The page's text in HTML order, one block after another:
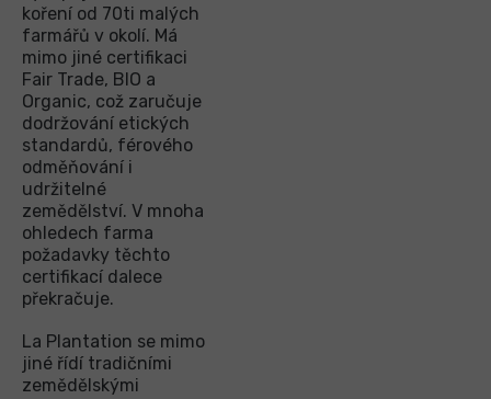
koření od 70ti malých
farmářů v okolí. Má
mimo jiné certifikaci
Fair Trade, BIO a
Organic, což zaručuje
dodržování etických
standardů, férového
odměňování i
udržitelné
zemědělství. V mnoha
ohledech farma
požadavky těchto
certifikací dalece
překračuje.
La Plantation se mimo
jiné řídí tradičními
zemědělskými